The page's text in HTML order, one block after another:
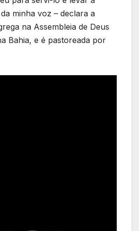
minha voz – declara a
na Assembleia de Deus
Bahia, e é pastoreada por